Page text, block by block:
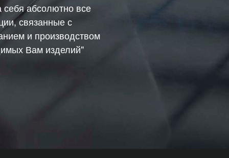
абсолютно все
связанные с
и производством
Вам изделий"